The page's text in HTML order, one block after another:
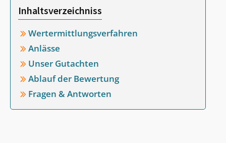
Inhaltsverzeichniss
Wertermittlungsverfahren
Anlässe
Unser Gutachten
Ablauf der Bewertung
Fragen & Antworten